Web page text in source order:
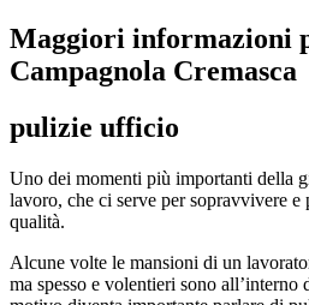
Maggiori informazioni
Campagnola Cremasca
pulizie ufficio
Uno dei momenti più importanti della
lavoro, che ci serve per sopravvivere e
qualità.
Alcune volte le mansioni di un
ma spesso e volentieri sono